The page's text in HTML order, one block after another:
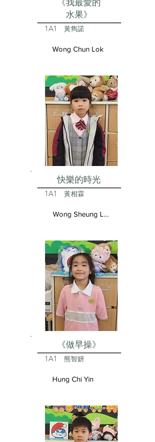
水果》
1A1 黃雋諾
Wong Chun Lok
快樂的時光
1A1 黃相霖
Wong Sheung Lam
《做早操》
1A1 熊智妍
Hung Chi Yin